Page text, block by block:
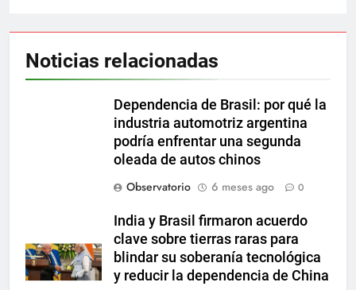
Noticias relacionadas
Dependencia de Brasil: por qué la
industria automotriz argentina
podría enfrentar una segunda
oleada de autos chinos
Observatorio
6 meses ago 0
India y Brasil firmaron acuerdo
clave sobre tierras raras para
blindar su soberanía tecnológica
y reducir la dependencia de China